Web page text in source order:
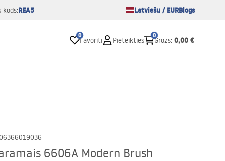
kods:REA5 Latviešu / EURBlogs
0
Favorīti Pieteikties
0
Grozs: 0,00 €
6606A Modern Brush